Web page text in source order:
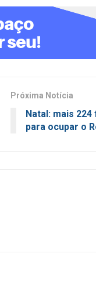
Próxima Notícia
Natal: mais
para ocupar o